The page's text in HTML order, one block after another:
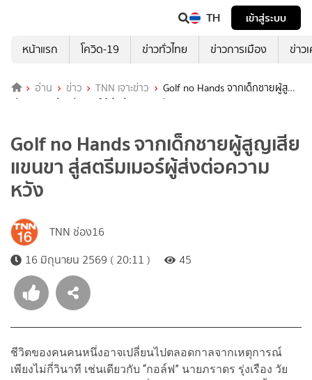
TH
เข้าสู่ระบบ
หน้าแรก
โควิด-19 ข่าวทั่วไทย ข่าวการเมือง ข่าว
อ่าน ข่าว TNN เจาะข่าว
Golf no Hands จากเด็กชายผู้สูญ
เสียแขนขา สู่สตรีมเมอร์ผู้ส่งต่อความหวัง
Golf no Hands จากเด็กชายผู้สูญเสีย
แขนขา สู่สตรีมเมอร์ผู้ส่งต่อความ
หวัง
TNN ช่อง16
16 มิถุนายน 2569 ( 20:11 )
45
ชีวิตของคนคนหนึ่งอาจเปลี่ยนไปตลอดกาลจากเหตุการณ์
เพียงไม่กี่วินาที เช่นเดียวกับ “กอล์ฟ” นายภราดร รุ่งเรือง วัย